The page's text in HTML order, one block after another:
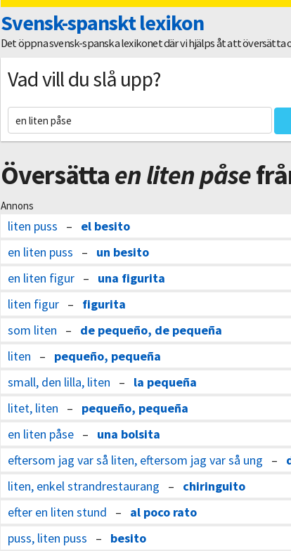
Svensk-spanskt lexikon
Det öppna svensk-spanska lexikonet där vi hjälps åt att översätta
Vad vill du slå upp?
Översättaen liten påse
Annons
liten puss – el besito
en liten puss – un besito
en liten figur – una figurita
liten figur – figurita
som liten – de pequeño, de pequeña
liten – pequeño, pequeña
small, den lilla, liten – la pequeña
litet, liten – pequeño, pequeña
en liten påse – una bolsita
eftersom jag var så liten, eftersom jag var så ung –
liten, enkel strandrestaurang – chiringuito
efter en liten stund – al poco rato
puss, liten puss – besito